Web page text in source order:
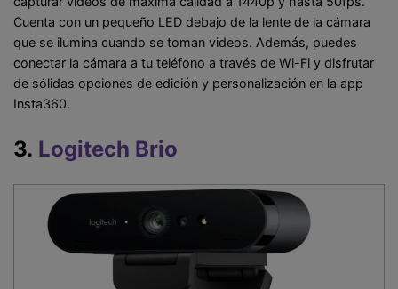
Cuenta con un pequeño LED debajo de la lente de la cámara
que se ilumina cuando se toman videos. Además, puedes
conectar la cámara a tu teléfono a través de Wi-Fi y disfrutar
de sólidas opciones de edición y personalización en la app
Insta360.
3. Logitech Brio